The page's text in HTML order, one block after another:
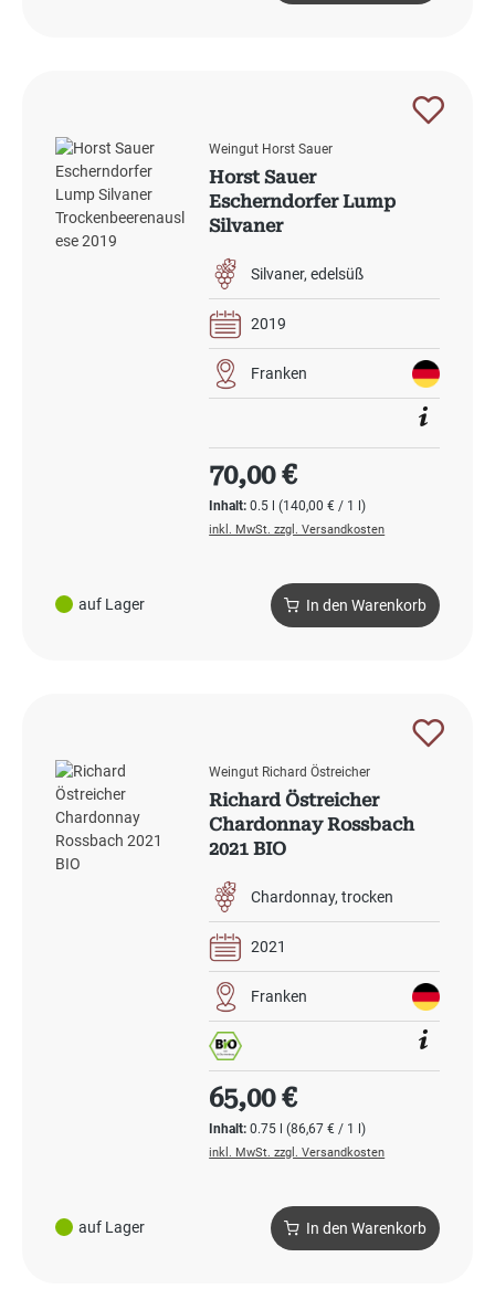
auf Lager
Weingut Horst Sauer
Horst Sauer
Escherndorfer Lump
Silvaner
2019
Silvaner edelsüß
2019
Franken
Inhalt:0.5 l(140,00 € / 1 l)
Regulärer Preis:
70,00 €
inkl. MwSt. zzgl. Versandkosten
In den Warenkorb
auf Lager
Weingut Richard Östreicher
Richard Östreicher
Chardonnay Rossbach
2021 BIO
Chardonnay trocken
2021
Franken
Inhalt:0.75 l(86,67 € / 1 l)
Regulärer Preis:
65,00 €
inkl. MwSt. zzgl. Versandkosten
In den Warenkorb